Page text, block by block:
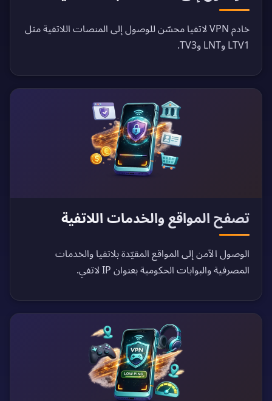
خادم VPN لاتفيا محسّن للوصول إلى المنصات اللاتفية مثل
LTV1 وLNT وTV3.
تصفح المواقع والخدمات اللاتفية
الوصول الآمن إلى المواقع المقيّدة بلاتفيا والخدمات
المصرفية والبوابات الحكومية بعنوان IP لاتفي.